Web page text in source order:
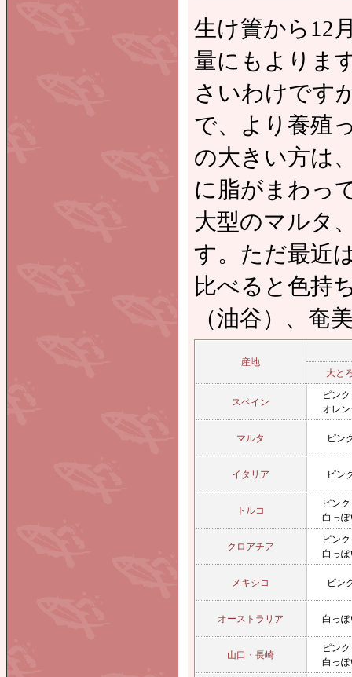
生け簀から12
量にもよりま
さいわけです
で、より養殖
の大きい方は
に脂がまわっ
大型のマルタ
す。ただ最近
比べると色持
（油谷）、奄
産地
大と
スペイン
ピン
オレ
マルタ ピン
イタリア ピン
トルコ
ピン
白っ
クロアチア
ピン
白っ
メキシコ ピン
オーストラリア 白っ
山口・長崎
ピン
白っ